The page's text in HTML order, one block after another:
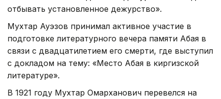
отбывать установленное дежурство».
Мухтар Ауэзов принимал активное участие в
подготовке литературного вечера памяти Абая в
связи с двадцатилетием его смерти, где выступил
с докладом на тему: «Место Абая в киргизской
литературе».
В 1921 году Мухтар Омарханович перевелся на